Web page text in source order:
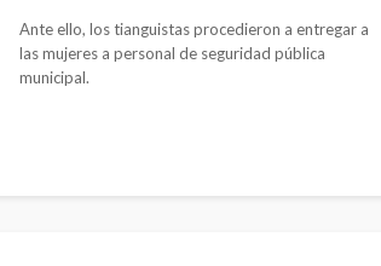
Ante ello, los tianguistas procedieron a entregar a
las mujeres a personal de seguridad pública
municipal.